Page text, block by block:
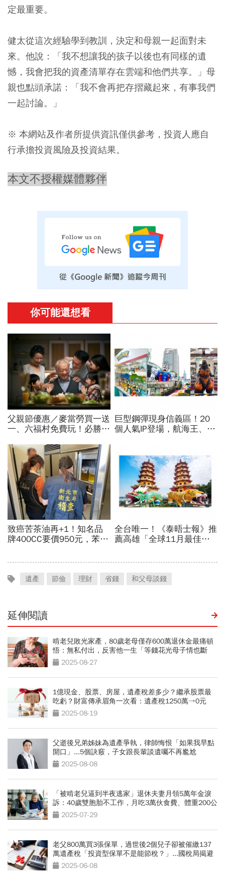
定最重要。
健太從這次經驗學到教訓，決定和母親一起面對未
來。他說：「我不想讓我的孩子以後也有同樣的遺
憾，我會把我的資產清單存在雲端和他們共享。」母
親也點頭承諾：「我不會再把存摺藏起來，有事我們
一起討論。」
※ 本網站及作者所提供資訊僅供參考，投資人應自
行承擔投資風險及投資結果。
本文不授權媒體夥伴
遺產 節儉 理財 省錢 和父母談錢
延伸閱讀
啃老兒敗光家產，80歲老母僅存600萬退休金最痛頓
悟：無私付出，反害他一生「等錢花光母子情也斷
了」2025-08-27
1億現金、股票、房屋，遺產稅差多少？繼承股票最
吃虧？財富傳承眉角一次看：遺產稅1250萬→0元
2025-08-19
父逝後兄弟姊妹為遺產爭執，律師悔恨「如果我早點
開口」...5個訣竅，子女跟長輩談遺囑不再尷尬
2025-08-08
「被啃老兒逼到半夜逃家」退休夫妻月領5萬年金淚
訴：40歲雙胞胎不工作，月吃3萬伙食費、體重200公
斤 2025-07-29
老父800萬買3張保單，過世後2個兒子卻被催繳137
萬遺產稅「投資型保單不是能節稅？」...國稅局揭避
稅盲點
2025-06-08